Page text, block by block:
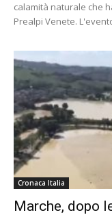
calamità naturale che
Prealpi Venete.
Cronaca Italia
Marche, dopo